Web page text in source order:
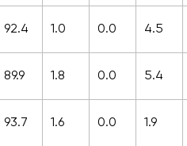
92.4 1.0 0.0 4.5
89.9 1.8 0.0 5.4
93.7 1.6 0.0 1.9